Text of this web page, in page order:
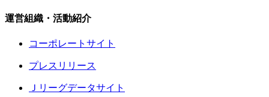
運営組織・活動紹介
コーポレートサイト
プレスリリース
Ｊリーグデータサイト